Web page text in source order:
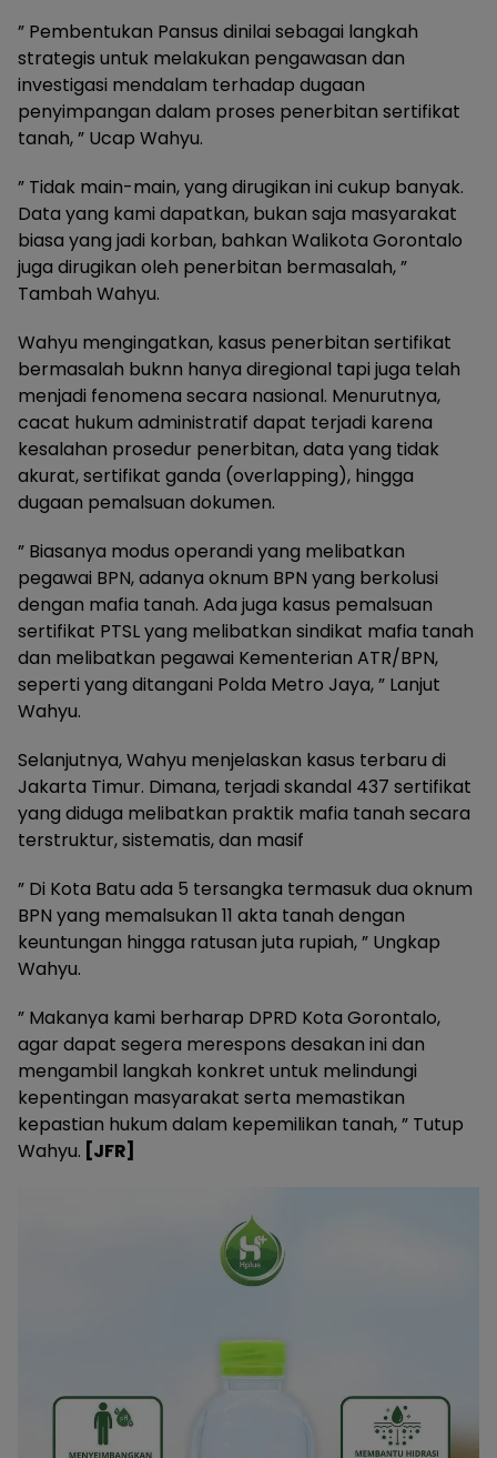
” Pembentukan Pansus dinilai sebagai langkah
strategis untuk melakukan pengawasan dan
investigasi mendalam terhadap dugaan
penyimpangan dalam proses penerbitan sertifikat
tanah, ” Ucap Wahyu.
” Tidak main-main, yang dirugikan ini cukup banyak.
Data yang kami dapatkan, bukan saja masyarakat
biasa yang jadi korban, bahkan Walikota Gorontalo
juga dirugikan oleh penerbitan bermasalah, ”
Tambah Wahyu.
Wahyu mengingatkan, kasus penerbitan sertifikat
bermasalah buknn hanya diregional tapi juga telah
menjadi fenomena secara nasional. Menurutnya,
cacat hukum administratif dapat terjadi karena
kesalahan prosedur penerbitan, data yang tidak
akurat, sertifikat ganda (overlapping), hingga
dugaan pemalsuan dokumen.
” Biasanya modus operandi yang melibatkan
pegawai BPN, adanya oknum BPN yang berkolusi
dengan mafia tanah. Ada juga kasus pemalsuan
sertifikat PTSL yang melibatkan sindikat mafia tanah
dan melibatkan pegawai Kementerian ATR/BPN,
seperti yang ditangani Polda Metro Jaya, ” Lanjut
Wahyu.
Selanjutnya, Wahyu menjelaskan kasus terbaru di
Jakarta Timur. Dimana, terjadi skandal 437 sertifikat
yang diduga melibatkan praktik mafia tanah secara
terstruktur, sistematis, dan masif
” Di Kota Batu ada 5 tersangka termasuk dua oknum
BPN yang memalsukan 11 akta tanah dengan
keuntungan hingga ratusan juta rupiah, ” Ungkap
Wahyu.
” Makanya kami berharap DPRD Kota Gorontalo,
agar dapat segera merespons desakan ini dan
mengambil langkah konkret untuk melindungi
kepentingan masyarakat serta memastikan
kepastian hukum dalam kepemilikan tanah, ” Tutup
Wahyu. [JFR]